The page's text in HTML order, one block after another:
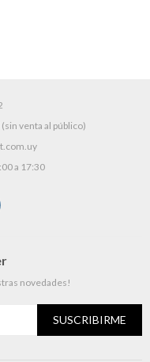
venta al público)
a 17:30
novedades!
SUSCRIBIRME